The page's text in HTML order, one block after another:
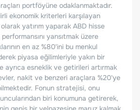
portföyüne odaklanmaktadır.
ekonomik kriterleri karşılayan
yatırım yaparak ABD hisse
yansıtmak üzere
en az %80'ini bu menkul
piyasa eğilimleriyle yakın bir
ayrıca esneklik ve getirileri artırmak
nakit ve benzeri araçlara %20'ye
Fonun stratejisi, onu
biri konumuna getirerek,